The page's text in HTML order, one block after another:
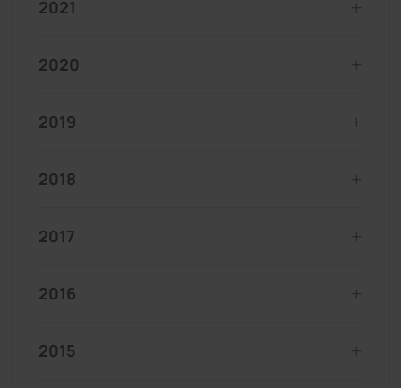
2021
2020
2019
2018
2017
2016
2015